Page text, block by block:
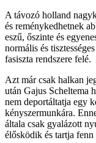
A távozó holland
és reménykedhetnek
eszű, őszinte és
normális és
fasiszta rendszere felé.
Azt már csak halkan
után Gajus Scheltema
nem deportáltatja egy
kényszermunkára.
általa csak gyalázott
élősködik és tartja fenn